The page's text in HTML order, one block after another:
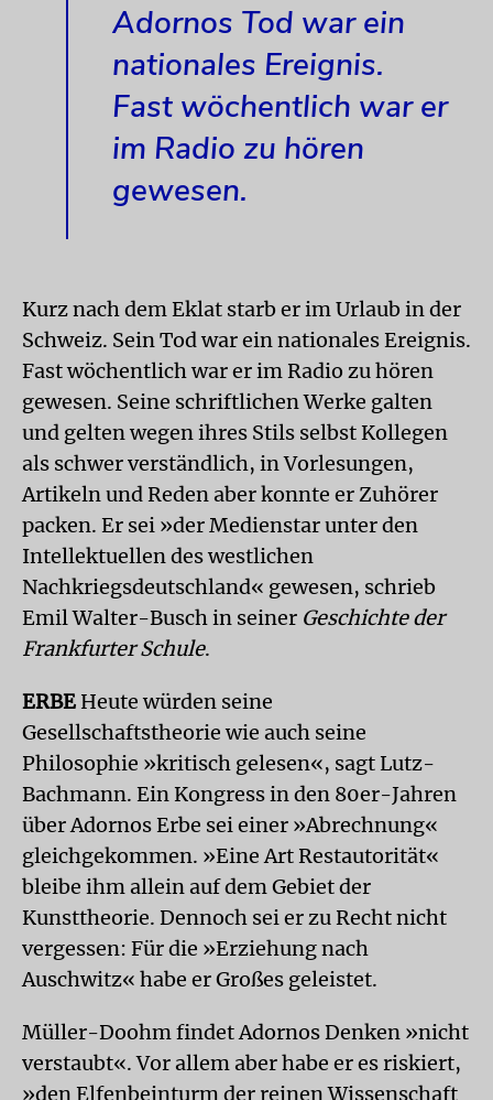
Adornos Tod war ein
nationales Ereignis.
Fast wöchentlich war er
im Radio zu hören
gewesen.
Kurz nach dem Eklat starb er im Urlaub in der
Schweiz. Sein Tod war ein nationales Ereignis.
Fast wöchentlich war er im Radio zu hören
gewesen. Seine schriftlichen Werke galten
und gelten wegen ihres Stils selbst Kollegen
als schwer verständlich, in Vorlesungen,
Artikeln und Reden aber konnte er Zuhörer
packen. Er sei »der Medienstar unter den
Intellektuellen des westlichen
Nachkriegsdeutschland« gewesen, schrieb
Emil Walter-Busch in seiner Geschichte der
Frankfurter Schule.
ERBE Heute würden seine
Gesellschaftstheorie wie auch seine
Philosophie »kritisch gelesen«, sagt Lutz-
Bachmann. Ein Kongress in den 80er-Jahren
über Adornos Erbe sei einer »Abrechnung«
gleichgekommen. »Eine Art Restautorität«
bleibe ihm allein auf dem Gebiet der
Kunsttheorie. Dennoch sei er zu Recht nicht
vergessen: Für die »Erziehung nach
Auschwitz« habe er Großes geleistet.
Müller-Doohm findet Adornos Denken »nicht
verstaubt«. Vor allem aber habe er es riskiert,
»den Elfenbeinturm der reinen Wissenschaft